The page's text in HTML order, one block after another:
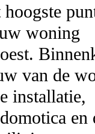
woning
van de
installatie,
en